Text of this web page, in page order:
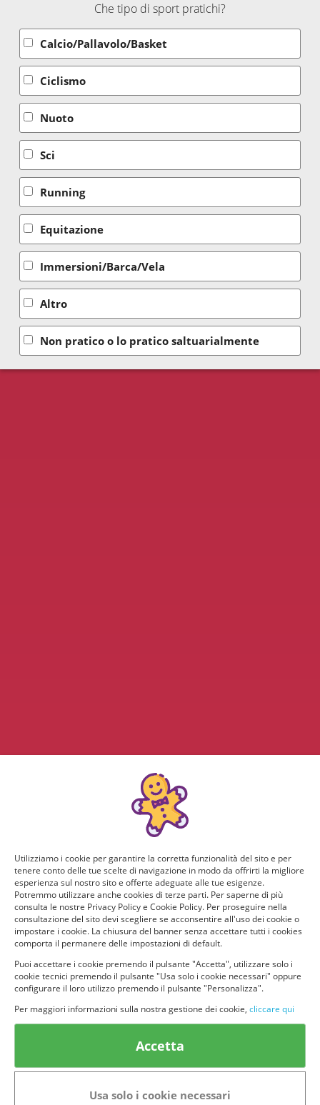
Che tipo di sport pratichi?
Calcio/Pallavolo/Basket
Ciclismo
Nuoto
Sci
Running
Equitazione
Immersioni/Barca/Vela
Altro
Non pratico o lo pratico saltuarialmente
© provaprodottigratis.it 2023 | All Rights Reserved.
Categorie in evidenza
Alimenti e bevande
Nuovi prodotti
Senior
Utilizziamo i cookie per garantire la corretta funzionalità del sito e per
tenere conto delle tue scelte di navigazione in modo da offrirti la migliore
esperienza sul nostro sito e offerte adeguate alle tue esigenze.
Potremmo utilizzare anche cookies di terze parti. Per saperne di più
consulta le nostre Privacy Policy e Cookie Policy. Per proseguire nella
consultazione del sito devi scegliere se acconsentire all'uso dei cookie o
impostare i cookie. La chiusura del banner senza accettare tutti i cookies
comporta il permanere delle impostazioni di default.
Puoi accettare i cookie premendo il pulsante "Accetta", utilizzare solo i
cookie tecnici premendo il pulsante "Usa solo i cookie necessari" oppure
configurare il loro utilizzo premendo il pulsante "Personalizza".
Per maggiori informazioni sulla nostra gestione dei cookie, cliccare qui
Accetta
Usa solo i cookie necessari